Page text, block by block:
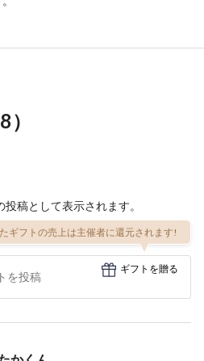
8）
投稿として表示されます。
ギフトの売上は主催者に還元されます!
ギフトを贈る